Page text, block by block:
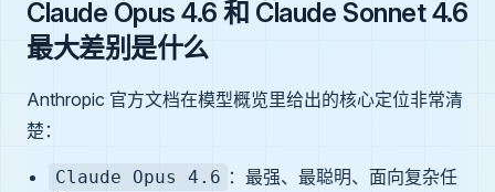
Claude Opus 4.6 和 Claude Sonnet 4.6
最大差别是什么
Anthropic 官方文档在模型概览里给出的核心定位非常清
楚：
Claude Opus 4.6 ：最强、最聪明、面向复杂任